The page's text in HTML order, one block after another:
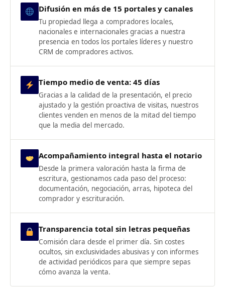
Difusión en más de 15 portales y canales
Tu propiedad llega a compradores locales,
nacionales e internacionales gracias a nuestra
presencia en todos los portales líderes y nuestro
CRM de compradores activos.
Tiempo medio de venta: 45 días
Gracias a la calidad de la presentación, el precio
ajustado y la gestión proactiva de visitas, nuestros
clientes venden en menos de la mitad del tiempo
que la media del mercado.
Acompañamiento integral hasta el notario
Desde la primera valoración hasta la firma de
escritura, gestionamos cada paso del proceso:
documentación, negociación, arras, hipoteca del
comprador y escrituración.
Transparencia total sin letras pequeñas
Comisión clara desde el primer día. Sin costes
ocultos, sin exclusividades abusivas y con informes
de actividad periódicos para que siempre sepas
cómo avanza la venta.